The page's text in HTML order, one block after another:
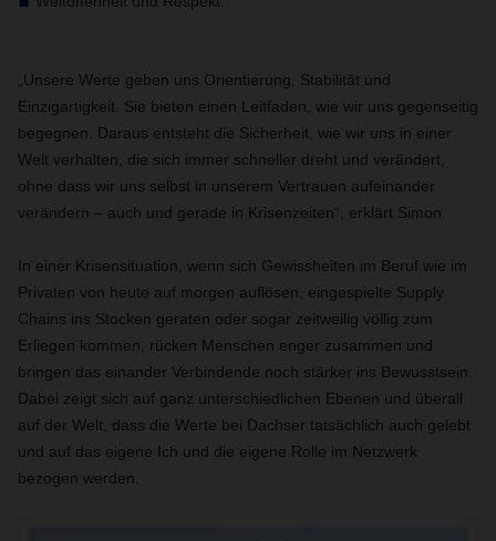
„Unsere Werte geben uns Orientierung, Stabilität und
Einzigartigkeit. Sie bieten einen Leitfaden, wie wir uns gegenseitig
begegnen. Daraus entsteht die Sicherheit, wie wir uns in einer
Welt verhalten, die sich immer schneller dreht und verändert,
ohne dass wir uns selbst in unserem Vertrauen aufeinander
verändern – auch und gerade in Krisenzeiten“, erklärt Simon.
In einer Krisensituation, wenn sich Gewissheiten im Beruf wie im
Privaten von heute auf morgen auflösen, eingespielte Supply
Chains ins Stocken geraten oder sogar zeitweilig völlig zum
Erliegen kommen, rücken Menschen enger zusammen und
bringen das einander Verbindende noch stärker ins Bewusstsein.
Dabei zeigt sich auf ganz unterschiedlichen Ebenen und überall
auf der Welt, dass die Werte bei Dachser tatsächlich auch gelebt
und auf das eigene Ich und die eigene Rolle im Netzwerk
bezogen werden.